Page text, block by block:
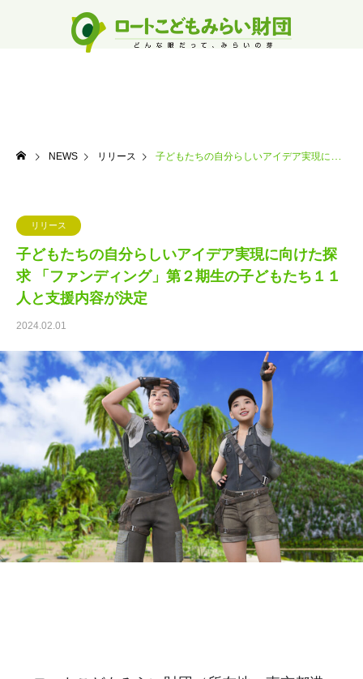
NEWS リリース 子どもたちの自分らしいアイデア実現に向けた探求 「ファンディング」第２期生の子どもたち１１人と支援内容が決定
リリース
子どもたちの自分らしいアイデア実現に向けた探
求 「ファンディング」第２期生の子どもたち１１
人と支援内容が決定
2024.02.01